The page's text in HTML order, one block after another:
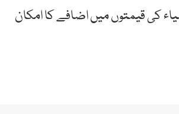
کی قیمتوں میں اضافے کا امکان